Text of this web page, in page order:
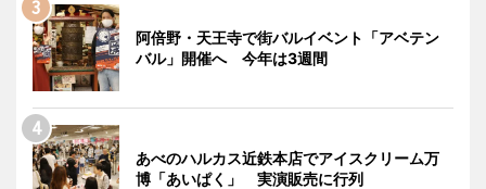
阿倍野・天王寺で街バルイベント「アベテン
バル」開催へ 今年は3週間
あべのハルカス近鉄本店でアイスクリーム万
博「あいぱく」 実演販売に行列